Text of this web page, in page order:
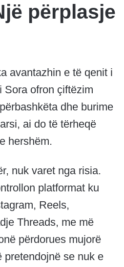
përplasje
avantazhin e të qenit i
Sora ofron çiftëzim
dhe burime
ai do të tërheqë
hershëm.
nuk varet nga risia.
platformat ku
Reels,
Threads, me më
përdorues mujorë
pretendojnë se nuk e